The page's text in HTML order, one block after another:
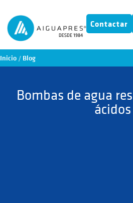
Contactar
Inicio / Blog
Bombas de agua
ácidos